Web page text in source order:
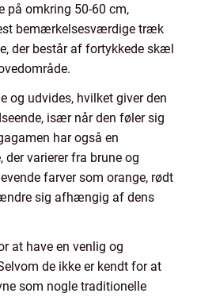
på omkring 50-60 cm,
bemærkelsesværdige træk
der består af fortykkede skæl
og udvides, hvilket giver den
især når den føler sig
har også en
varierer fra brune og
farver som orange, rødt
sig afhængig af dens
at have en venlig og
de ikke er kendt for at
som nogle traditionelle